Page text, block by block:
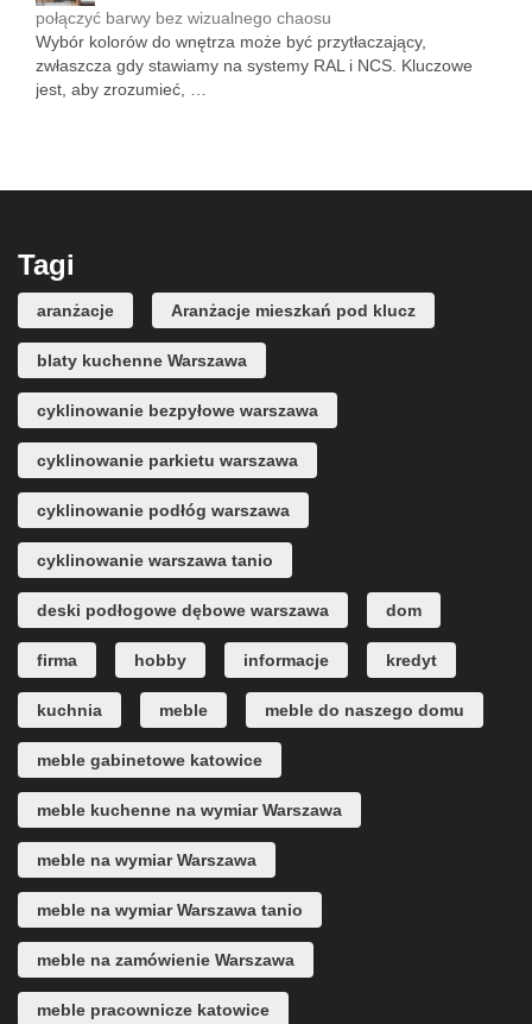
połączyć barwy bez wizualnego chaosu
Wybór kolorów do wnętrza może być przytłaczający,
zwłaszcza gdy stawiamy na systemy RAL i NCS. Kluczowe
jest, aby zrozumieć, …
Tagi
aranżacje Aranżacje mieszkań pod klucz
blaty kuchenne Warszawa
cyklinowanie bezpyłowe warszawa
cyklinowanie parkietu warszawa
cyklinowanie podłóg warszawa
cyklinowanie warszawa tanio
deski podłogowe dębowe warszawa dom
firma hobby informacje kredyt
kuchnia meble meble do naszego domu
meble gabinetowe katowice
meble kuchenne na wymiar Warszawa
meble na wymiar Warszawa
meble na wymiar Warszawa tanio
meble na zamówienie Warszawa
meble pracownicze katowice